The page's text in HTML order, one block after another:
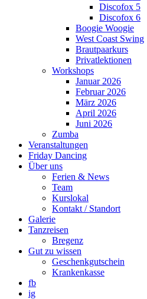
Discofox 5
Discofox 6
Boogie Woogie
West Coast Swing
Brautpaarkurs
Privatlektionen
Workshops
Januar 2026
Februar 2026
März 2026
April 2026
Juni 2026
Zumba
Veranstaltungen
Friday Dancing
Über uns
Ferien & News
Team
Kurslokal
Kontakt / Standort
Galerie
Tanzreisen
Bregenz
Gut zu wissen
Geschenkgutschein
Krankenkasse
fb
ig